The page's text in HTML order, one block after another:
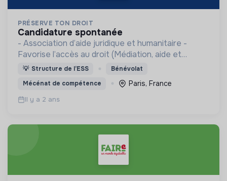
PRÉSERVE TON DROIT
candidature spontanée
- Association d’aide juridique et humanitaire -
Favorise l’accès au droit (Médiation, aide et
accompagnement) - Projets humanitaires
💡 Structure de l’ESS
Bénévolat
Mécénat de compétence
Paris, France
Il y a 2 ans